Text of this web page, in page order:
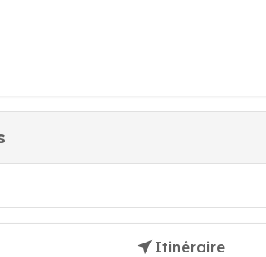
Itinéraire